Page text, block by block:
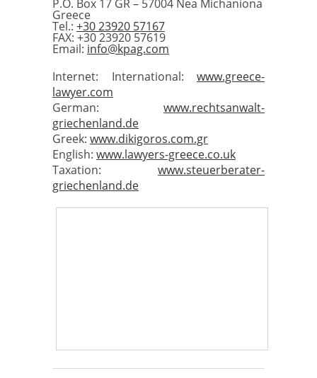
P.O. Box 17 GR – 57004 Nea Michaniona
Greece
Tel.: +30 23920 57167
FAX: +30 23920 57619
Email: info@kpag.com
Internet: International: www.greece-
lawyer.com
German: www.rechtsanwalt-
griechenland.de
Greek: www.dikigoros.com.gr
English: www.lawyers-greece.co.uk
Taxation: www.steuerberater-
griechenland.de